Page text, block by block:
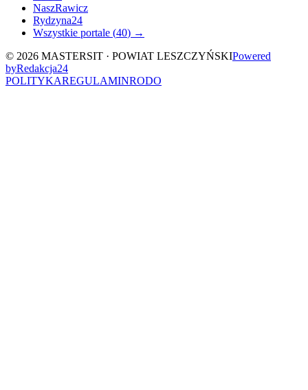
NaszRawicz
Rydzyna24
Wszystkie portale (40) →
© 2026 MASTERSIT · POWIAT LESZCZYŃSKIPowered
byRedakcja24
POLITYKAREGULAMINRODO